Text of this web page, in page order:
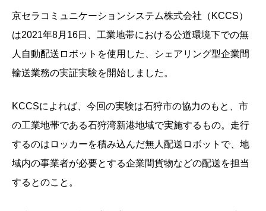
京セラコミュニケーションシステム株式会社（KCCS）
は2021年8月16日、工業地帯における公道環境下での無
人自動配送ロボットを使用した、シェアリング型企業間
輸送業務の実証実験を開始しました。
KCCSによれば、今回の実験は石狩市の協力のもと、市
の工業地帯である石狩湾新港地域で実施するもの。走行
するのはロッカーを積み込んだ無人配送ロボットで、地
域内の事業者が必要とする企業間貨物などの配送を担当
するとのこと。